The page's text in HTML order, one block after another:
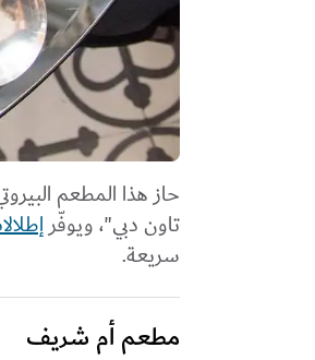
حاز هذا المطعم
تاون دبي"، ويوفّر
سريعة.
مطعم أم شريف